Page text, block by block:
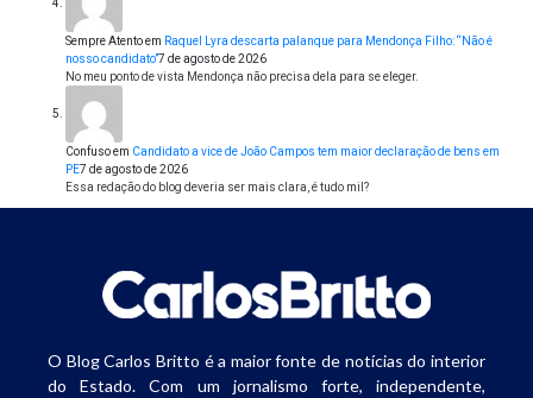
Sempre Atentoem Raquel Lyra descarta palanque para Mendonça Filho: “Não é
nosso candidato”7 de agosto de 2026
No meu ponto de vista Mendonça não precisa dela para se eleger.
Confusoem Candidato a vice de João Campos tem maior declaração de bens em
PE7 de agosto de 2026
Essa redação do blog deveria ser mais clara, é tudo mil?
O Blog Carlos Britto é a maior fonte de notícias do interior
do Estado. Com um jornalismo forte, independente,